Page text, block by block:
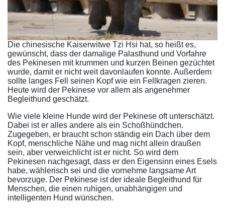
Die chinesische Kaiserwitwe Tzi Hsi hat, so heißt es,
gewünscht, dass der damalige Palasthund und Vorfahre
des Pekinesen mit krummen und kurzen Beinen gezüchtet
wurde, damit er nicht weit davonlaufen konnte. Außerdem
sollte langes Fell seinen Kopf wie ein Fellkragen zieren.
Heute wird der Pekinese vor allem als angenehmer
Begleithund geschätzt.
Wie viele kleine Hunde wird der Pekinese oft unterschätzt.
Dabei ist er alles andere als ein Schoßhündchen.
Zugegeben, er braucht schon ständig ein Dach über dem
Kopf, menschliche Nähe und mag nicht allein draußen
sein, aber verweichlicht ist er nicht. So wird dem
Pekinesen nachgesagt, dass er den Eigensinn eines Esels
habe, wählerisch sei und die vornehme langsame Art
bevorzuge. Der Pekinese ist der ideale Begleithund für
Menschen, die einen ruhigen, unabhängigen und
intelligenten Hund wünschen.